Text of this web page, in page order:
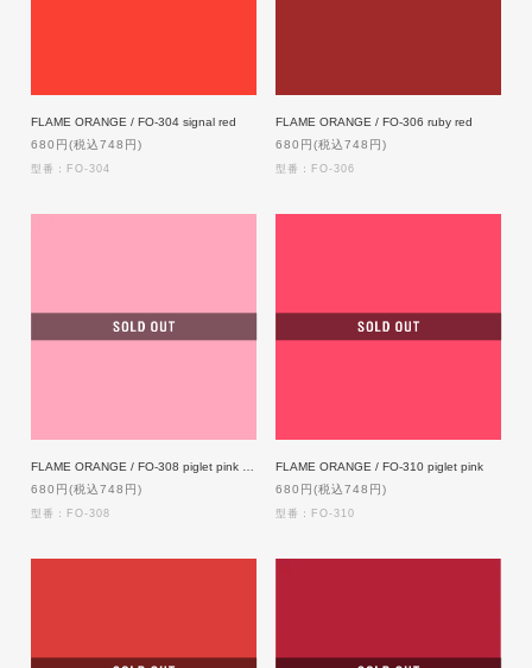
FLAME ORANGE / FO-304 signal red
680円(税込748円)
型番：FO-304
FLAME ORANGE / FO-306 ruby red
680円(税込748円)
型番：FO-306
680円(税込748円)
型番：FO-308
FLAME ORANGE / FO-310 piglet pink
680円(税込748円)
型番：FO-310